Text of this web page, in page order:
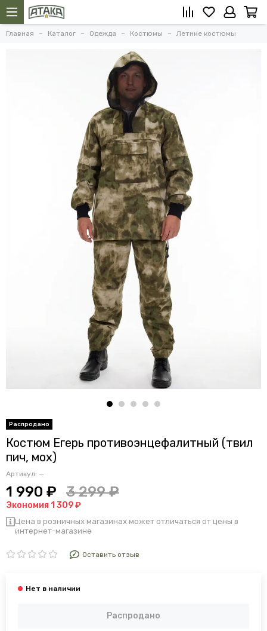
Главная Каталог Одежда Костюмы Летние костюмы
Костюм Егерь противоэнцефалитный (твил
пич, мох)
Артикул: —
1 990 ₽ 3 299 ₽
Экономия 1 309 ₽
Цена в розничных магазинах может отличаться от цены в
интернет-магазине
Оставить отзыв
Распродано